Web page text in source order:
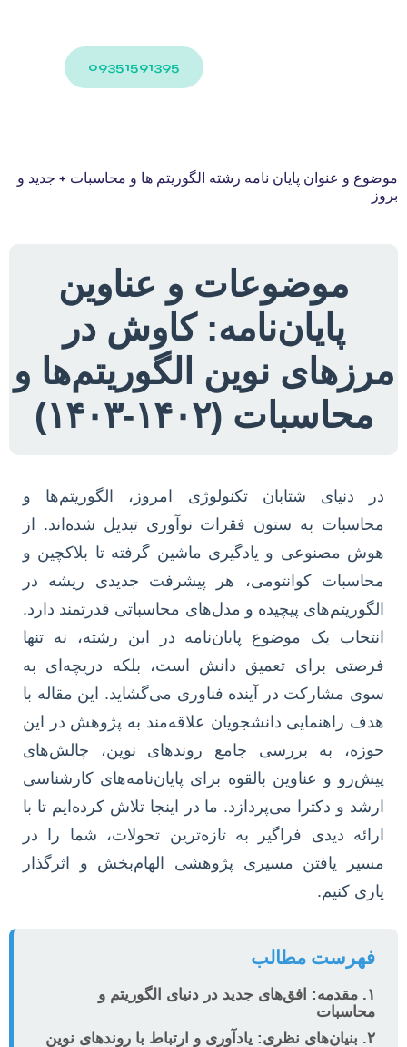
09351591395
و عنوان پایان نامه رشته الگوریتم ها و محاسبات + جدید و
موضوعات و عناوین
پایان‌نامه: کاوش در
نوین الگوریتم‌ها و
محاسبات (۱۴۰۲-۱۴۰۳)
در دنیای شتابان تکنولوژی امروز، الگوریتم‌ها و
محاسبات به ستون فقرات نوآوری تبدیل شده‌اند. از
هوش مصنوعی و یادگیری ماشین گرفته تا بلاکچین و
محاسبات کوانتومی، هر پیشرفت جدیدی ریشه در
الگوریتم‌های پیچیده و مدل‌های محاسباتی قدرتمند دارد.
انتخاب یک موضوع پایان‌نامه در این رشته، نه تنها
فرصتی برای تعمیق دانش است، بلکه دریچه‌ای به
سوی مشارکت در آینده فناوری می‌گشاید. این مقاله با
هدف راهنمایی دانشجویان علاقه‌مند به پژوهش در این
حوزه، به بررسی جامع روندهای نوین، چالش‌های
پیش‌رو و عناوین بالقوه برای پایان‌نامه‌های کارشناسی
ارشد و دکترا می‌پردازد. ما در اینجا تلاش کرده‌ایم تا با
ارائه دیدی فراگیر به تازه‌ترین تحولات، شما را در
مسیر یافتن مسیری پژوهشی الهام‌بخش و اثرگذار
یاری کنیم.
فهرست مطالب
۱. مقدمه: افق‌های جدید در دنیای الگوریتم و
محاسبات